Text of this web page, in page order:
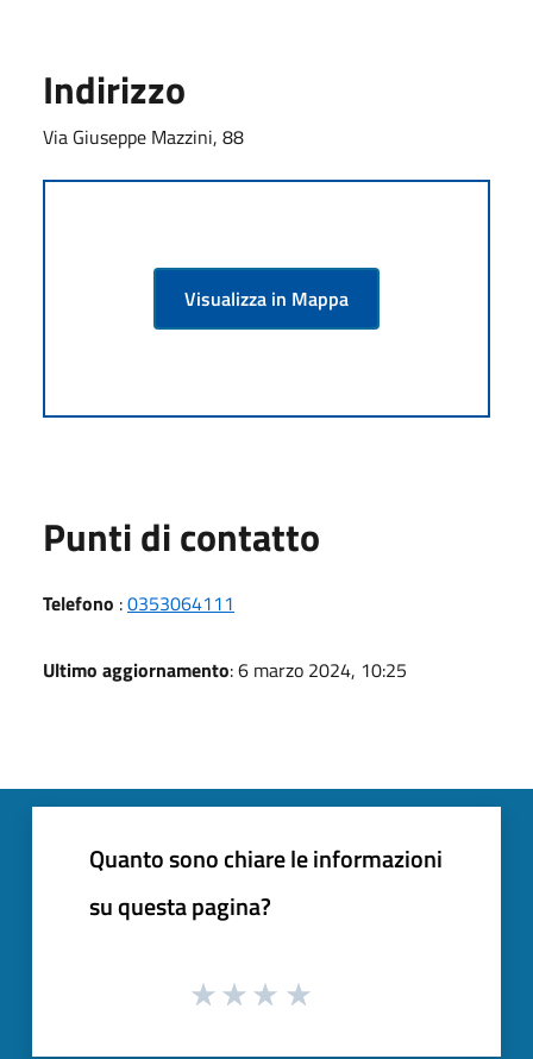
Indirizzo
Via Giuseppe Mazzini, 88
Visualizza in Mappa
Punti di contatto
Telefono :0353064111
Ultimo aggiornamento: 6 marzo 2024, 10:25
Quanto sono chiare le informazioni
su questa pagina?